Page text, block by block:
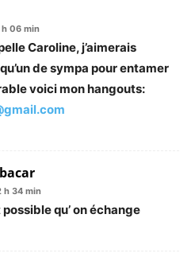
06 min
Caroline, j’aimerais
de sympa pour entamer
voici mon hangouts:
h 34 min
possible qu’ on échange